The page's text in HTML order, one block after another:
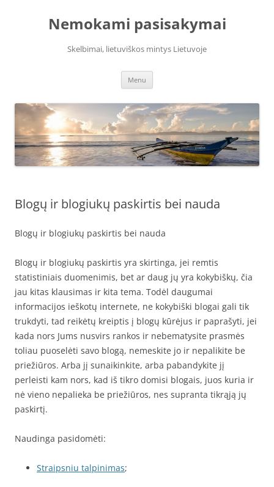
Nemokami pasisakymai
Skelbimai, lietuviškos mintys Lietuvoje
Menu
Blogų ir blogiukų paskirtis bei nauda
Blogų ir blogiukų paskirtis bei nauda
Blogų ir blogiukų paskirtis yra skirtinga, jei remtis
statistiniais duomenimis, bet ar daug jų yra kokybiškų, čia
jau kitas klausimas ir kita tema. Todėl daugumai
informacijos ieškotų internete, ne kokybiški blogai gali tik
trukdyti, tad reikėtų kreiptis į blogų kūrėjus ir paprašyti, jei
kada nors Jums nusvirs rankos ir nebematysite prasmės
toliau puoselėti savo blogą, nemeskite jo ir nepalikite be
priežiūros. Arba jį sunaikinkite, arba pabandykite jį
perleisti kam nors, kad iš tikro domisi blogais, juos kuria ir
nė vieno nepalieka be priežiūros, nes supranta tikrąją jų
paskirtį.
Naudinga pasidomėti:
Straipsniu talpinimas;